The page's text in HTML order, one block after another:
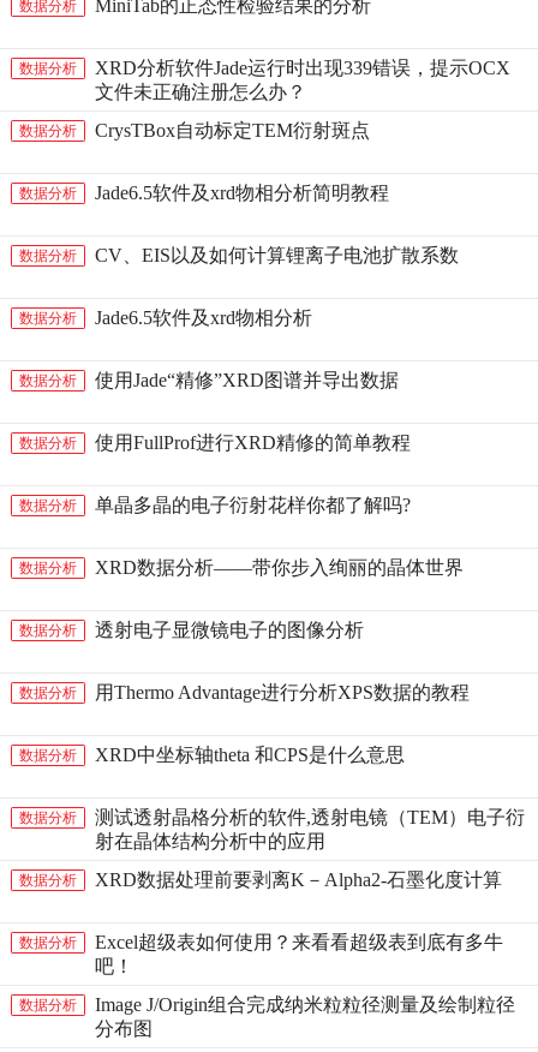
数据分析 MiniTab的正态性检验结果的分析
数据分析
XRD分析软件Jade运行时出现339错误，提示OCX
文件未正确注册怎么办？
数据分析 CrysTBox自动标定TEM衍射斑点
数据分析 Jade6.5软件及xrd物相分析简明教程
数据分析 CV、EIS以及如何计算锂离子电池扩散系数
数据分析 Jade6.5软件及xrd物相分析
数据分析 使用Jade“精修”XRD图谱并导出数据
数据分析 使用FullProf进行XRD精修的简单教程
数据分析 单晶多晶的电子衍射花样你都了解吗?
数据分析 XRD数据分析——带你步入绚丽的晶体世界
数据分析 透射电子显微镜电子的图像分析
数据分析 用Thermo Advantage进行分析XPS数据的教程
数据分析 XRD中坐标轴theta 和CPS是什么意思
数据分析
测试透射晶格分析的软件,透射电镜（TEM）电子衍
射在晶体结构分析中的应用
数据分析 XRD数据处理前要剥离K－Alpha2-石墨化度计算
数据分析
Excel超级表如何使用？来看看超级表到底有多牛
吧！
数据分析
Image J/Origin组合完成纳米粒粒径测量及绘制粒径
分布图